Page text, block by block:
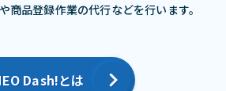
商品登録作業の代⾏などを⾏います。
Dash!とは